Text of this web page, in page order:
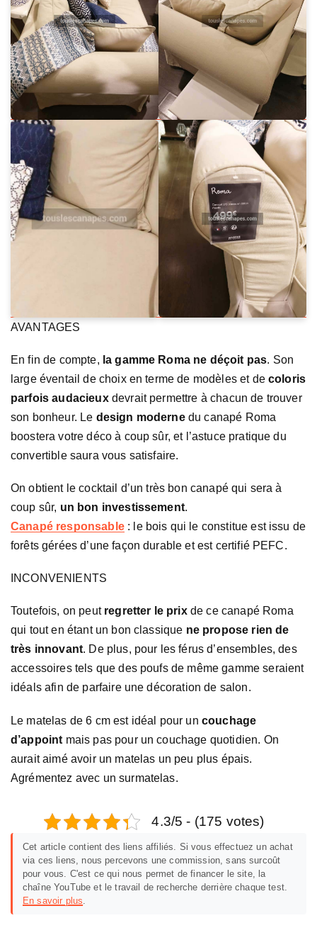
AVANTAGES
En fin de compte, la gamme Roma ne déçoit pas. Son
large éventail de choix en terme de modèles et decoloris
parfois audacieuxdevrait permettre à chacun de trouver
son bonheur. Le design modernedu canapé Roma
boostera votre déco à coup sûr, et l’astuce pratique du
convertible saura vous satisfaire.
On obtient le cocktail d’un très bon canapé qui sera à
coup sûr, un bon investissement.
Canapé responsable: le bois qui le constitue est issu de
forêts gérées d’une façon durable et est certifié PEFC.
INCONVENIENTS
Toutefois, on peut regretter le prixde ce canapé Roma
qui tout en étant un bon classique ne propose rien de
très innovant. De plus, pour les férus d’ensembles, des
accessoires tels que des poufs de même gamme seraient
idéals afin de parfaire une décoration de salon.
Le matelas de 6 cm est idéal pour un couchage
d’appoint mais pas pour un couchage quotidien. On
aurait aimé avoir un matelas un peu plus épais.
Agrémentez avec un surmatelas.
4.3/5 - (175 votes)
Cet article contient des liens affiliés. Si vous effectuez un achat
via ces liens, nous percevons une commission, sans surcoût
pour vous. C'est ce qui nous permet de financer le site, la
chaîne YouTube et le travail de recherche derrière chaque test.
En savoir plus